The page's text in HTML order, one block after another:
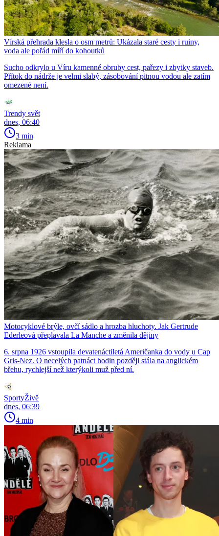
Vírská přehrada klesla o osm metrů: Ukázala staré cesty i ruiny,
voda ale pořád míří do kohoutků
Sucho odkrylo u Víru kamenné obruby cest, pařezy i zbytky staveb.
Přítok do nádrže je velmi slabý, zásobování pitnou vodou ale zatím
omezené není.
Trendy svět
dnes, 06:40
3 min
Reklama
Motocyklové brýle, ovčí sádlo a hrozba hluchoty. Jak Gertrude
Ederleová přeplavala La Manche a změnila dějiny
6. srpna 1926 vstoupila devatenáctiletá Američanka do vody u Cap
Gris-Nez. O necelých patnáct hodin později stála na anglickém
břehu, rychlejší než kterýkoli muž před ní.
SportyŽivě
dnes, 06:39
4 min